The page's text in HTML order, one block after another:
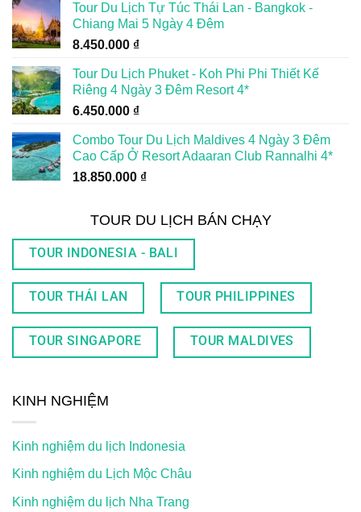
Tour Du Lịch Tự Túc Thái Lan - Bangkok -
Chiang Mai 5 Ngày 4 Đêm
8.450.000 ₫
Tour Du Lịch Phuket - Koh Phi Phi Thiết Kế
Riêng 4 Ngày 3 Đêm Resort 4*
6.450.000 ₫
Combo Tour Du Lịch Maldives 4 Ngày 3 Đêm
Cao Cấp Ở Resort Adaaran Club Rannalhi 4*
18.850.000 ₫
TOUR DU LỊCH BÁN CHẠY
TOUR INDONESIA - BALI
TOUR THÁI LAN TOUR PHILIPPINES
TOUR SINGAPORE TOUR MALDIVES
KINH NGHIỆM
Kinh nghiệm du lịch Indonesia
Kinh nghiệm du Lịch Mộc Châu
Kinh nghiệm du lịch Nha Trang